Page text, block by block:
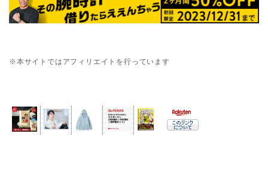
※本サイトではアフィリエイトを行っています